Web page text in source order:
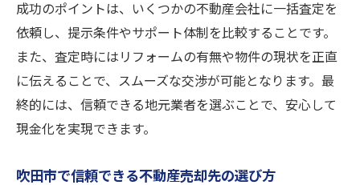
吹田市で手数料ゼロの不動産売却を実現す
る方法
高額不動産売却を叶える判断基準とポイン
ト
吹田市でお得に不動産売却するための考え
不動産売却で手数料を抑えるチェックリス
成功のポイントは、いくつかの不動産会社に一括査定を
依頼し、提示条件やサポート体制を比較することです。
また、査定時にはリフォームの有無や物件の現状を正直
に伝えることで、スムーズな交渉が可能となります。最
終的には、信頼できる地元業者を選ぶことで、安心して
現金化を実現できます。
吹田市で信頼できる不動産売却先の選び方